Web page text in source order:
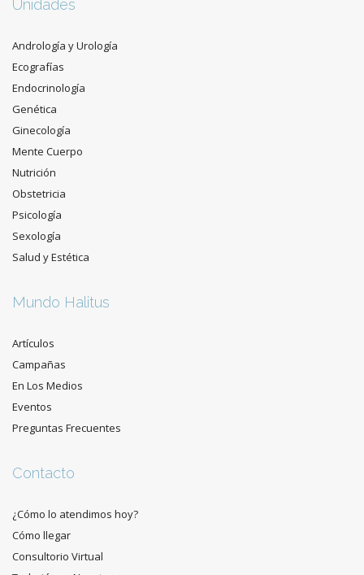
Unidades
Andrología y Urología
Ecografías
Endocrinología
Genética
Ginecología
Mente Cuerpo
Nutrición
Obstetricia
Psicología
Sexología
Salud y Estética
Mundo Halitus
Artículos
Campañas
En Los Medios
Eventos
Preguntas Frecuentes
Contacto
¿Cómo lo atendimos hoy?
Cómo llegar
Consultorio Virtual